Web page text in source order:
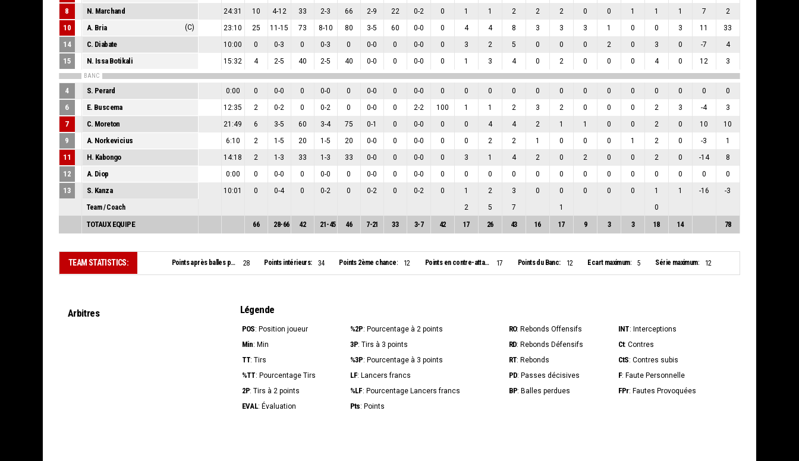
8 N. Marchand 24:31 10 4-12 33 2-3 66 2-9 22 0-2 0 1 1 2 2 2 0 0 1 1 1 7 2
10 A. Bria (C) 23:10 25 11-15 73 8-10 80 3-5 60 0-0 0 4 4 8 3 3 3 1 0 0 3 11 33
14 C. Diabate 10:00 0 0-3 0 0-3 0 0-0 0 0-0 0 3 2 5 0 0 0 2 0 3 0 -7 4
15 N. Issa Botikali 15:32 4 2-5 40 2-5 40 0-0 0 0-0 0 1 3 4 0 2 0 0 0 4 0 12 3
BANC
4 S. Perard 0:00 0 0-0 0 0-0 0 0-0 0 0-0 0 0 0 0 0 0 0 0 0 0 0 0 0
6 E. Buscema 12:35 2 0-2 0 0-2 0 0-0 0 2-2 100 1 1 2 3 2 0 0 0 2 3 -4 3
7 C. Moreton 21:49 6 3-5 60 3-4 75 0-1 0 0-0 0 0 4 4 2 1 1 0 0 2 0 10 10
9 A. Norkevicius 6:10 2 1-5 20 1-5 20 0-0 0 0-0 0 0 2 2 1 0 0 0 1 2 0 -3 1
11 H. Kabongo 14:18 2 1-3 33 1-3 33 0-0 0 0-0 0 3 1 4 2 0 2 0 0 2 0 -14 8
12 A. Diop 0:00 0 0-0 0 0-0 0 0-0 0 0-0 0 0 0 0 0 0 0 0 0 0 0 0 0
13 S. Kanza 10:01 0 0-4 0 0-2 0 0-2 0 0-2 0 1 2 3 0 0 0 0 0 1 1 -16
-3
Team / Coach
2 5 7 1 0
TOTAUX EQUIPE 66 28-66 42 21 -45 46 7-21 33 3-7 42 17 26 43 16 17 9 3 3 18 14 78
TEAM STATISTICS: Points après balles perdues: 28 Points intérieurs: 34 Points 2ème chance: 12 Points en contre-attaque: 17 Points du Banc: 12 Ecart maximum: 5 Série maximum: 12
Arbitres Légende
POS: Position joueur %2P: Pourcentage à 2 points RO: Rebonds Offensifs INT: Interceptions
Min: Min 3P: Tirs à 3 points RD: Rebonds Défensifs Ct: Contres
TT: Tirs %3P: Pourcentage à 3 points RT: Rebonds CtS: Contres subis
%TT: Pourcentage Tirs LF: Lancers francs PD: Passes décisives F: Faute Personnelle
2P: Tirs à 2 points %LF: Pourcentage Lancers francs BP: Balles perdues FPr: Fautes Provoquées
EVAL: Évaluation Pts: Points